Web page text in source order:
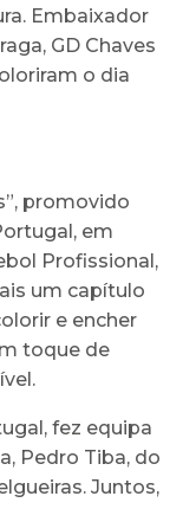
Embaixador
GD Chaves
o dia
promovido
em
Profissional,
um capítulo
e encher
toque de
fez equipa
Pedro Tiba, do
Juntos,